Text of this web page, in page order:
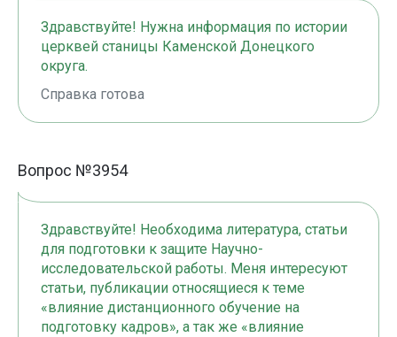
Здравствуйте! Нужна информация по истории
церквей станицы Каменской Донецкого
округа.
Справка готова
Вопрос №3954
Здравствуйте! Необходима литература, статьи
для подготовки к защите Научно-
исследовательской работы. Меня интересуют
статьи, публикации относящиеся к теме
«влияние дистанционного обучение на
подготовку кадров», а так же «влияние